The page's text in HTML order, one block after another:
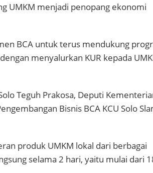
UMKM menjadi penopang ekonomi
BCA untuk terus mendukung
menyalurkan KUR kepada
Teguh Prakosa, Deputi
Bisnis BCA KCU Solo
produk UMKM lokal dari berbagai
selama 2 hari, yaitu mulai dari